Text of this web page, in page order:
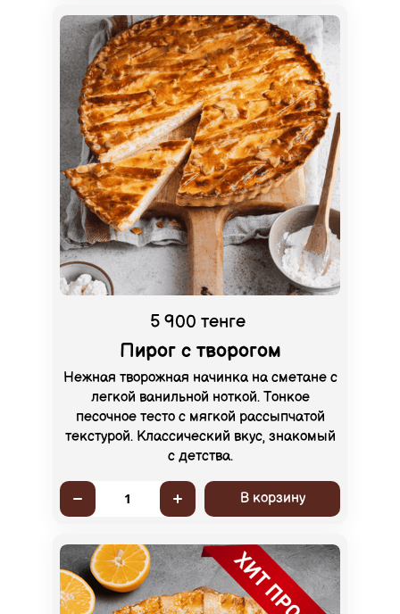
5 900 тенге
Пирог с творогом
Нежная творожная начинка на сметане с
легкой ванильной ноткой. Тонкое
песочное тесто с мягкой рассыпчатой
текстурой. Классический вкус, знакомый
с детства.
1 В корзину